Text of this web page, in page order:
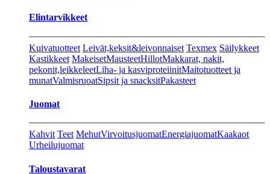
Elintarvikkeet
Kuivatuotteet Leivät,keksit&leivonnaiset Texmex Säilykkeet
Kastikkeet MakeisetMausteetHillotMakkarat, nakit,
pekonit,leikkeleetLiha- ja kasviproteiinitMaitotuotteet ja
munatValmisruoatSipsit ja snacksitPakasteet
Juomat
Kahvit Teet MehutVirvoitusjuomatEnergiajuomatKaakaot
Urheilujuomat
Taloustavarat